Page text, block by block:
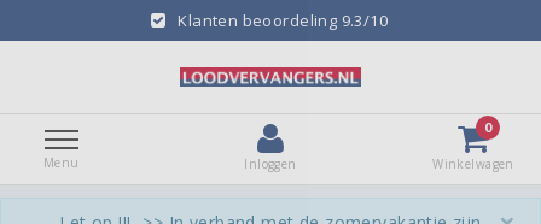
beoordeling 9.3/10
Menu Inloggen
0
Winkelwagen